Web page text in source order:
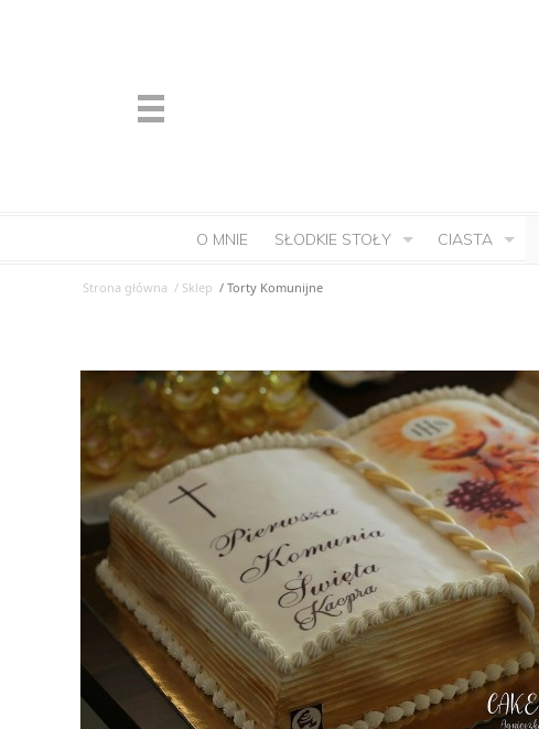
O MNIE SŁODKIE STOŁY CIASTA
Strona główna / Sklep / Torty Komunijne